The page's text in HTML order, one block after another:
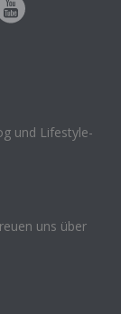
und Lifestyle-
uns über